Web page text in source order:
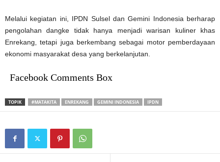
Melalui kegiatan ini, IPDN Sulsel dan Gemini Indonesia berharap
pengolahan dangke tidak hanya menjadi warisan kuliner khas
Enrekang, tetapi juga berkembang sebagai motor pemberdayaan
ekonomi masyarakat desa yang berkelanjutan.
Facebook Comments Box
TOPIK #MATAKITA ENREKANG GEMINI INDONESIA IPDN